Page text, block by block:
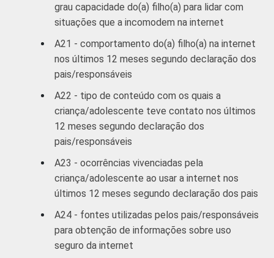
grau capacidade do(a) filho(a) para lidar com
situações que a incomodem na internet
A21 - comportamento do(a) filho(a) na internet
nos últimos 12 meses segundo declaração dos
pais/responsáveis
A22 - tipo de conteúdo com os quais a
criança/adolescente teve contato nos últimos
12 meses segundo declaração dos
pais/responsáveis
A23 - ocorrências vivenciadas pela
criança/adolescente ao usar a internet nos
últimos 12 meses segundo declaração dos pais
A24 - fontes utilizadas pelos pais/responsáveis
para obtenção de informações sobre uso
seguro da internet